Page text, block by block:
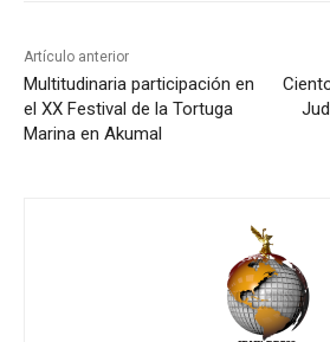
Artículo anterior
Multitudinaria participación en
el XX Festival de la Tortuga
Marina en Akumal